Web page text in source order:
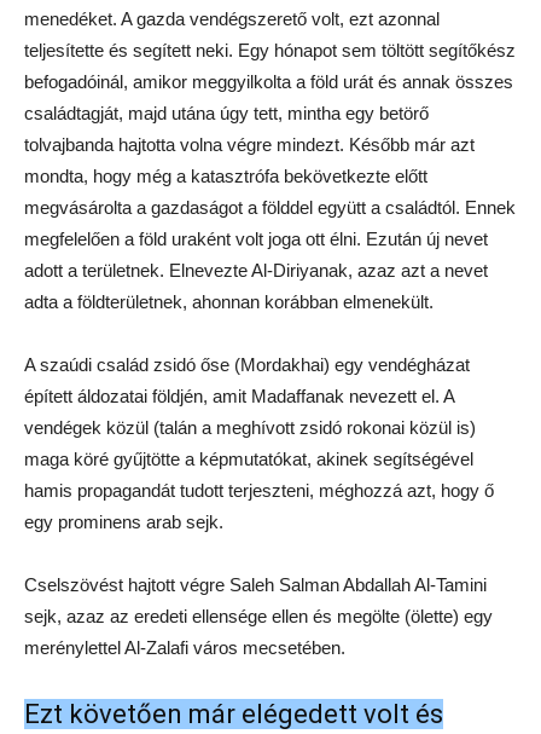
menedéket. A gazda vendégszerető volt, ezt azonnal
teljesítette és segített neki. Egy hónapot sem töltött segítőkész
befogadóinál, amikor meggyilkolta a föld urát és annak összes
családtagját, majd utána úgy tett, mintha egy betörő
tolvajbanda hajtotta volna végre mindezt. Később már azt
mondta, hogy még a katasztrófa bekövetkezte előtt
megvásárolta a gazdaságot a földdel együtt a családtól. Ennek
megfelelően a föld uraként volt joga ott élni. Ezután új nevet
adott a területnek. Elnevezte Al-Diriyanak, azaz azt a nevet
adta a földterületnek, ahonnan korábban elmenekült.
A szaúdi család zsidó őse (Mordakhai) egy vendégházat
épített áldozatai földjén, amit Madaffanak nevezett el. A
vendégek közül (talán a meghívott zsidó rokonai közül is)
maga köré gyűjtötte a képmutatókat, akinek segítségével
hamis propagandát tudott terjeszteni, méghozzá azt, hogy ő
egy prominens arab sejk.
Cselszövést hajtott végre Saleh Salman Abdallah Al-Tamini
sejk, azaz az eredeti ellensége ellen és megölte (ölette) egy
merénylettel Al-Zalafi város mecsetében.
Ezt követően már elégedett volt és